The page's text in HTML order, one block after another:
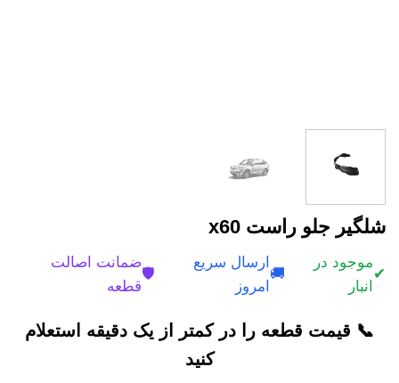
شلگیر جلو راست x60
✔
موجود در
انبار
🚚
ارسال سریع
امروز
🛡️
ضمانت اصالت
قطعه
📞 قیمت قطعه را در کمتر از یک دقیقه استعلام
کنید